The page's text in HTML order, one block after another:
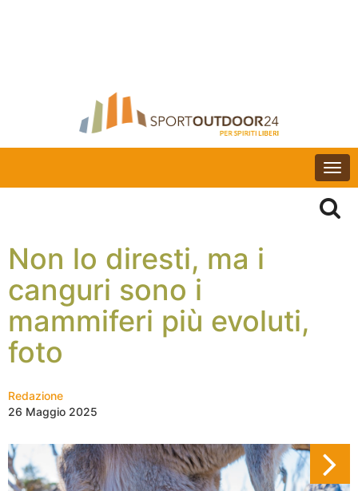
Non lo diresti, ma i
canguri sono i
mammiferi più evoluti,
foto
Redazione
26 Maggio 2025